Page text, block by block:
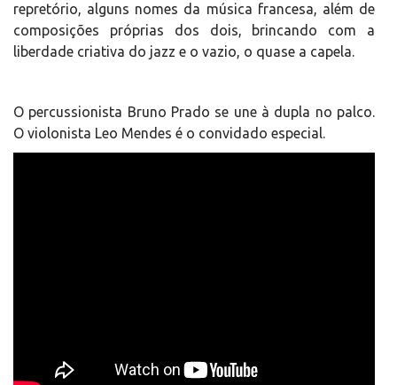
repretório, alguns nomes da música francesa, além de
composições próprias dos dois, brincando com a
liberdade criativa do jazz e o vazio, o quase a capela.
O percussionista Bruno Prado se une à dupla no palco.
O violonista Leo Mendes é o convidado especial.